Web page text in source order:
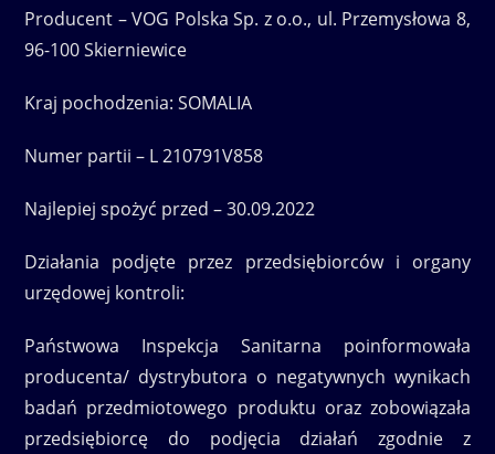
Producent – VOG Polska Sp. z o.o., ul. Przemysłowa 8,
96-100 Skierniewice
Kraj pochodzenia: SOMALIA
Numer partii – L 210791V858
Najlepiej spożyć przed – 30.09.2022
Działania podjęte przez przedsiębiorców i organy
urzędowej kontroli:
Państwowa Inspekcja Sanitarna poinformowała
producenta/ dystrybutora o negatywnych wynikach
badań przedmiotowego produktu oraz zobowiązała
przedsiębiorcę do podjęcia działań zgodnie z